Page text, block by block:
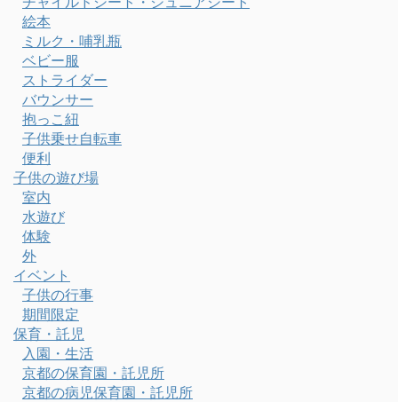
絵本
ミルク・哺乳瓶
ベビー服
ストライダー
バウンサー
抱っこ紐
子供乗せ自転車
便利
子供の遊び場
室内
水遊び
体験
外
イベント
子供の行事
期間限定
保育・託児
入園・生活
京都の保育園・託児所
京都の病児保育園・託児所